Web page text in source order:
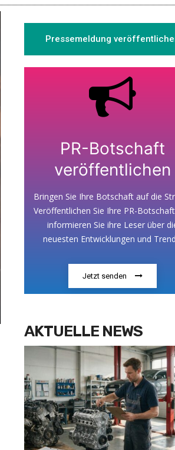
Pressemeldung
PR-Botschaft
veröffentlichen
Bringen Sie Ihre Botschaft auf die
Veröffentlichen Sie Ihre PR-
informieren Sie ihre Leser über
neuesten Entwicklungen und
Jetzt senden
AKTUELLE NEWS